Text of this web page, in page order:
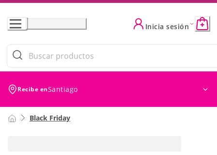
Skip
Content
Inicia sesión
Recibe enSantiago
Black Friday